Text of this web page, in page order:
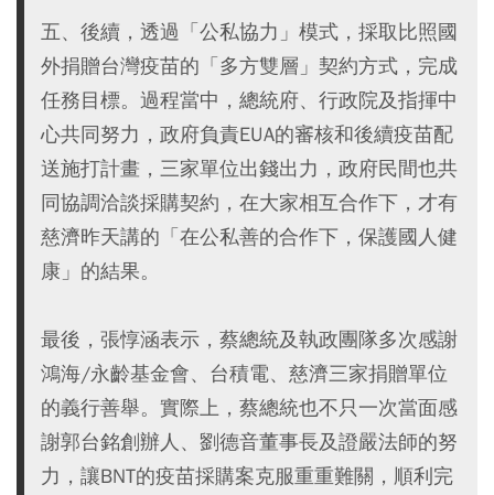
五、後續，透過「公私協力」模式，採取比照國
外捐贈台灣疫苗的「多方雙層」契約方式，完成
任務目標。過程當中，總統府、行政院及指揮中
心共同努力，政府負責EUA的審核和後續疫苗配
送施打計畫，三家單位出錢出力，政府民間也共
同協調洽談採購契約，在大家相互合作下，才有
慈濟昨天講的「在公私善的合作下，保護國人健
康」的結果。
最後，張惇涵表示，蔡總統及執政團隊多次感謝
鴻海/永齡基金會、台積電、慈濟三家捐贈單位
的義行善舉。實際上，蔡總統也不只一次當面感
謝郭台銘創辦人、劉德音董事長及證嚴法師的努
力，讓BNT的疫苗採購案克服重重難關，順利完